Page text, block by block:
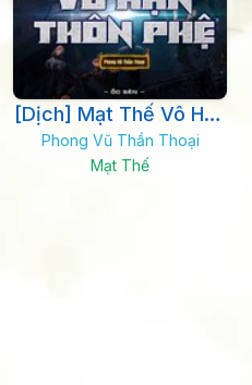
[Dịch] Mạt Thế Vô Hạn
Thôn Phệ
Phong Vũ Thần Thoại
Mạt Thế